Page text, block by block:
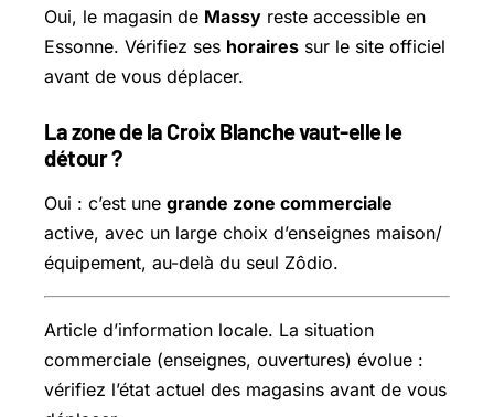
Oui, le magasin de Massy reste accessible en
Essonne. Vérifiez ses horaires sur le site officiel
avant de vous déplacer.
La zone de la Croix Blanche vaut-elle le
détour ?
Oui : c’est une grande zone commerciale
active, avec un large choix d’enseignes maison/
équipement, au-delà du seul Zôdio.
Article d’information locale. La situation
commerciale (enseignes, ouvertures) évolue :
vérifiez l’état actuel des magasins avant de vous